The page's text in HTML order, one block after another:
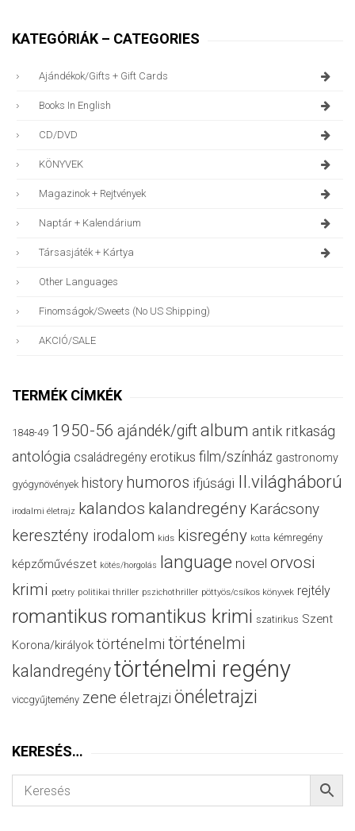
KATEGÓRIÁK – CATEGORIES
Ajándékok/gifts + Gift Cards
Books In English
CD/DVD
KÖNYVEK
Magazinok + Rejtvények
Naptár + Kalendárium
Társasjáték + Kártya
Other Languages
Finomságok/sweets (no US Shipping)
AKCIÓ/SALE
TERMÉK CÍMKÉK
1848-49 1950-56 ajándék/giftalbum antik ritkaság
antológia családregény erotikus film/színház gastronomy
gyógynövények history humoros ifjúsági II.világháború
irodalmi életrajz kalandos kalandregény Karácsony
keresztény irodalom kids kisregény kotta kémregény
képzőművészet kötés/horgolás language novel orvosi
krimi poetry politikai thriller pszichothriller pöttyös/csíkos könyvek rejtély
romantikus romantikus krimi szatirikus Szent
Korona/királyok történelmi történelmi
kalandregénytörténelmi regény
viccgyűjtemény zene életrajzi önéletrajzi
KERESÉS…